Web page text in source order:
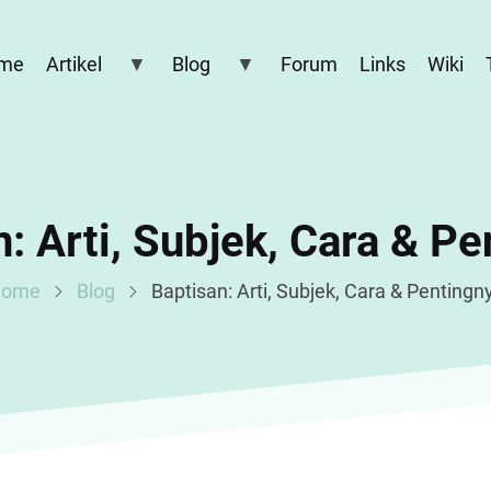
Artikel Blog Forum Links Wiki
Arti, Subjek, Cara &
Blog Baptisan: Arti, Subjek, Cara &